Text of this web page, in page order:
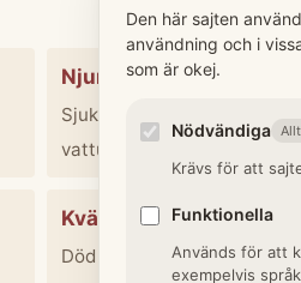
Njursot
Sjukdom i njurarna, kunde
vattusot och död.
Kvävning
Död av brist på syre, kan
Den här sajten
användning och i
som är okej.
Nödvändiga
Krävs för att
Funktionella
Används för att
exempelvis